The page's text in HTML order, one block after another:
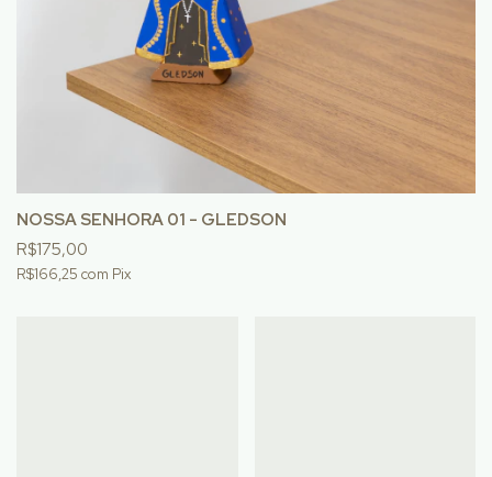
NOSSA SENHORA 01 - GLEDSON
R$175,00
R$166,25 com Pix